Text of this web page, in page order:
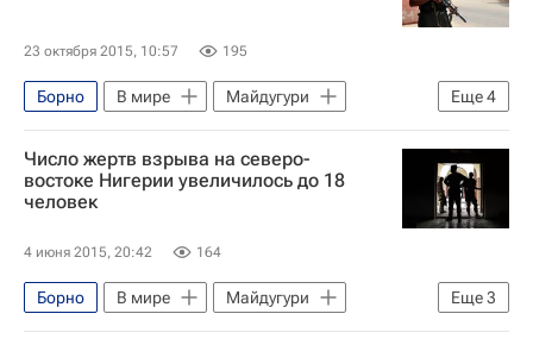
23 октября 2015, 10:57 195
Еще4
Борно В мире
Майдугури
Нигерия
Африка
Весь мир
Боко Харам
Число жертв взрыва на северо-
востоке Нигерии увеличилось до 18
человек
4 июня 2015, 20:42 164
Еще3
Борно В мире
Майдугури
Нигерия
Африка Весь мир